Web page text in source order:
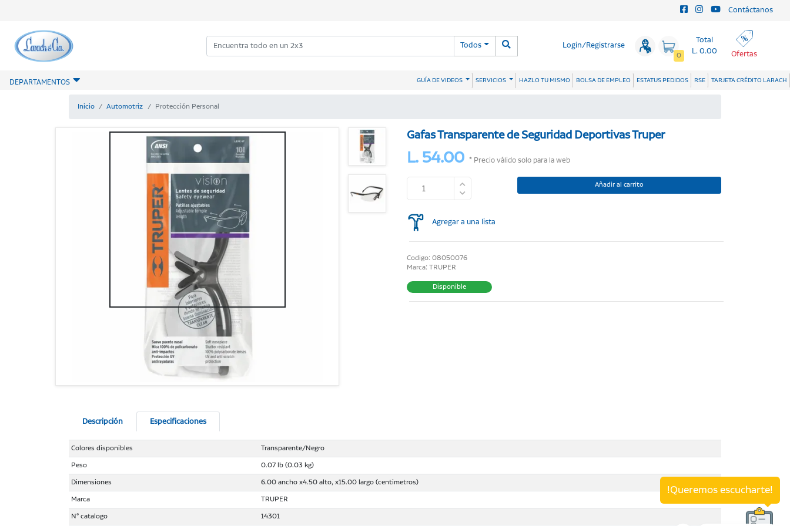
Contáctanos
Todos Login/Registrarse
0
Total
L. 0.00
Ofertas
DEPARTAMENTOS GUÍA DE VIDEOS SERVICIOS HAZLO TU MISMO BOLSA DE EMPLEO ESTATUS PEDIDOS RSE TARJETA CRÉDITO LARACH
Inicio Automotriz Protección Personal
Gafas Transparente de Seguridad Deportivas Truper
L. 54.00 * Precio válido solo para la web
Añadir al carrito
Agregar a una lista
Codigo: 08050076
Marca: TRUPER
Disponible
Descripción Especificaciones
Colores disponibles
Transparente/Negro
Peso
0.07 lb (0.03 kg)
Dimensiones
6.00 ancho x4.50 alto, x15.00 largo (centimetros)
Marca
TRUPER
N° catalogo
14301
!Queremos escucharte!